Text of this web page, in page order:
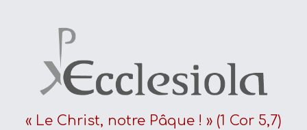
« Le Christ, notre Pâque ! » (1 Cor 5,7)